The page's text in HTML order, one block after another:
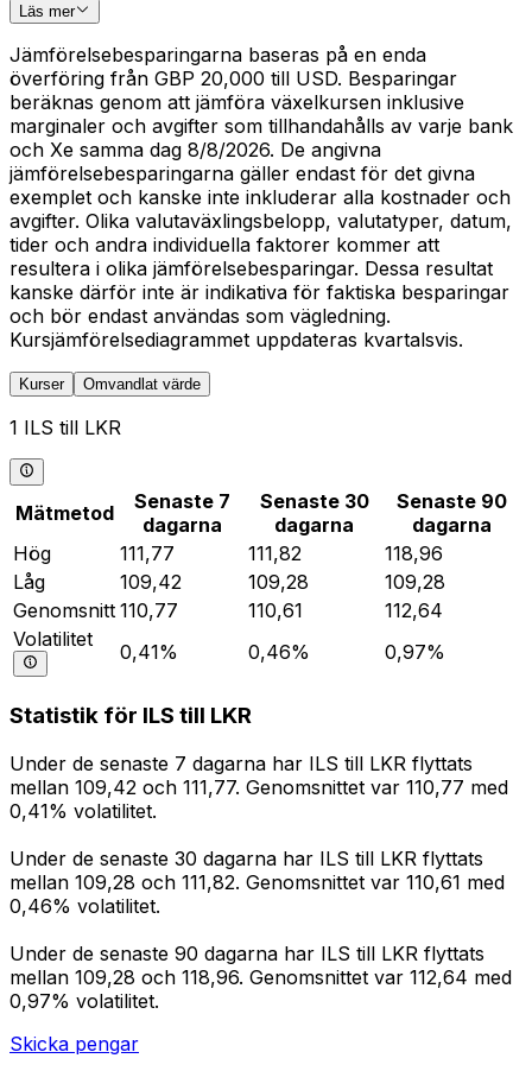
Läs mer
Jämförelsebesparingarna baseras på en enda
överföring från GBP 20,000 till USD. Besparingar
beräknas genom att jämföra växelkursen inklusive
marginaler och avgifter som tillhandahålls av varje bank
och Xe samma dag 8/8/2026. De angivna
jämförelsebesparingarna gäller endast för det givna
exemplet och kanske inte inkluderar alla kostnader och
avgifter. Olika valutaväxlingsbelopp, valutatyper, datum,
tider och andra individuella faktorer kommer att
resultera i olika jämförelsebesparingar. Dessa resultat
kanske därför inte är indikativa för faktiska besparingar
och bör endast användas som vägledning.
Kursjämförelsediagrammet uppdateras kvartalsvis.
Kurser Omvandlat värde
1 ILS till LKR
Mätmetod
Senaste 7
dagarna
Senaste 30
dagarna
Senaste 90
dagarna
Hög
111,77 111,82
118,96
Låg
109,42 109,28
109,28
Genomsnitt 110,77 110,61
112,64
Volatilitet
0,41% 0,46% 0,97%
Statistik för ILS till LKR
Under de senaste 7 dagarna har ILS till LKR flyttats
mellan 109,42 och 111,77. Genomsnittet var 110,77 med
0,41% volatilitet.
Under de senaste 30 dagarna har ILS till LKR flyttats
mellan 109,28 och 111,82. Genomsnittet var 110,61 med
0,46% volatilitet.
Under de senaste 90 dagarna har ILS till LKR flyttats
mellan 109,28 och 118,96. Genomsnittet var 112,64 med
0,97% volatilitet.
Skicka pengar